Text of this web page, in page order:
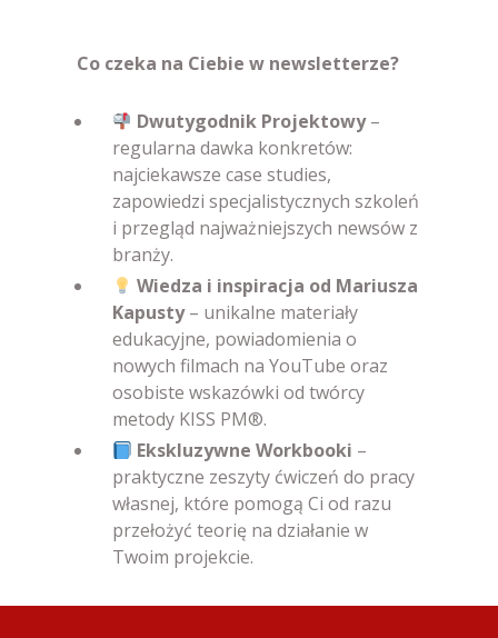
Co czeka na Ciebie w newsletterze?
Dwutygodnik Projektowy–
regularna dawka konkretów:
najciekawsze case studies,
zapowiedzi specjalistycznych szkoleń
i przegląd najważniejszych newsów z
branży.
Wiedza i inspiracja od Mariusza
Kapusty– unikalne materiały
edukacyjne, powiadomienia o
nowych filmach na YouTube oraz
osobiste wskazówki od twórcy
metody KISS PM®.
Ekskluzywne Workbooki –
praktyczne zeszyty ćwiczeń do pracy
własnej, które pomogą Ci od razu
przełożyć teorię na działanie w
Twoim projekcie.